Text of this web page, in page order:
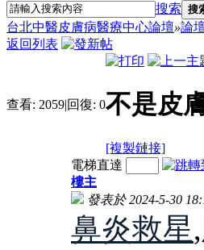
搜索 搜
台北中醫皮膚病醫療中心論壇»論
返回列表
查看: 2059|回復: 0不是皮
[複製鏈接]
電梯直達
樓主
發表於 2024-5-30
鼻炎救星,